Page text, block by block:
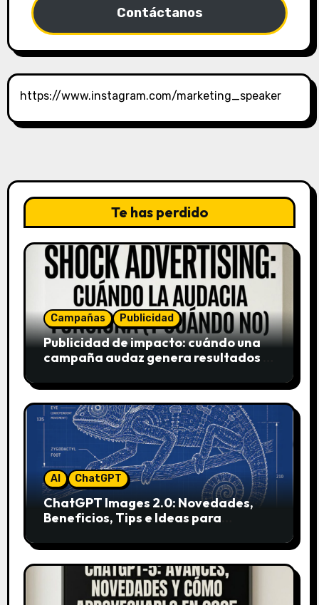
Contáctanos
https://www.instagram.com/marketing_speaker
Te has perdido
Campañas Publicidad
Publicidad de impacto: cuándo una
campaña audaz genera resultados y
AI ChatGPT
ChatGPT Images 2.0: Novedades,
Beneficios, Tips e Ideas para